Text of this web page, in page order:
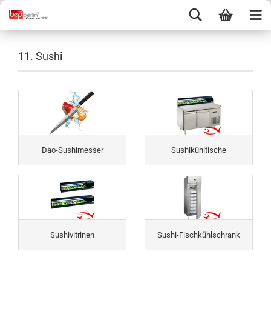
11. Sushi
Dao-Sushimesser Sushikühltische
Sushivitrinen Sushi-Fischkühlschrank